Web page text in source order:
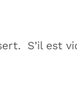
S’il est